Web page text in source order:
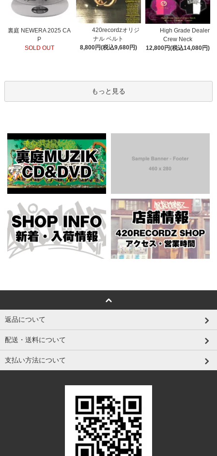
裏庭 NEWERA 2025 CA
P
SOLD OUT
420recordzオリジ
ナル ベルト
8,800円(税込9,680円)
High Grade Dealer
Crew Neck
12,800円(税込14,080円)
もっと見る
返品について
配送・送料について
支払い方法について